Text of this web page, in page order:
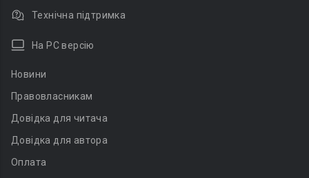
Технічна підтримка
На PC версію
Новини
Правовласникам
Довідка для читача
Довідка для автора
Оплата